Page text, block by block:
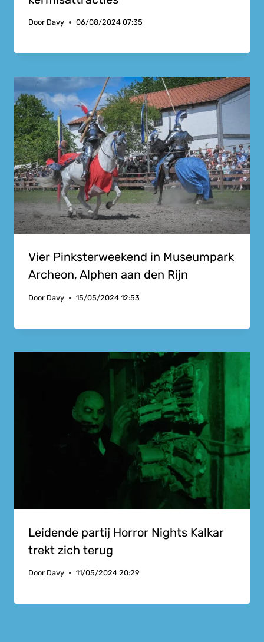
Door Davy 06/08/2024 07:35
Vier Pinksterweekend in Museumpark
Archeon, Alphen aan den Rijn
Door Davy 15/05/2024 12:53
Leidende partij Horror Nights Kalkar
trekt zich terug
Door Davy 11/05/2024 20:29